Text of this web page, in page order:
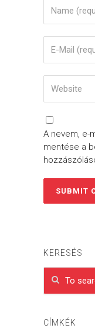
A nevem, e-
mentése a
KERESÉS
CÍMKÉK